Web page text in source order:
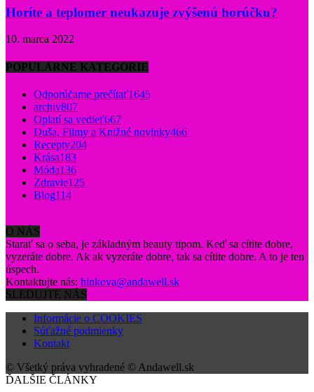
Horíte a teplomer neukazuje zvýšenú horúčku?
10. marca 2022
POPULÁRNE KATEGÓRIE
Odporúčame prečítať1645
archiv807
Oplatí sa vedieť667
Duša, Filmy a Knižné novinky466
Recepty204
Krása183
Móda136
Zdravie125
Blog114
O NÁS
Starať sa o seba, je základným beauty tipom. Keď sa cítite dobre,
vyzeráte dobre. Ak ak vyzeráte dobre, tak sa cítite dobre. A to je ten
úspech.
Kontaktujte nás: hinkova@andawell.sk
SLEDUJTE NÁS
Informácie o COOKIES
Súťažné podmienky
Kontakt
© Všetký práva vyhradené © Andawell.sk
ĎALŠIE ČLÁNKY